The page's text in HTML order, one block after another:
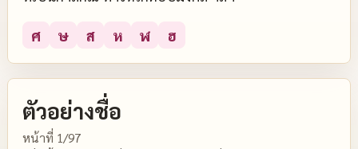
ศ ษ ส ห ฬ ฮ
ตัวอย่างชื่อ
หน้าที่ 1/97